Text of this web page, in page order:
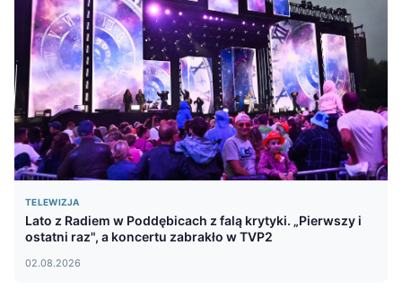
TELEWIZJA
Lato z Radiem w Poddębicach z falą krytyki. „Pierwszy i
ostatni raz", a koncertu zabrakło w TVP2
02.08.2026